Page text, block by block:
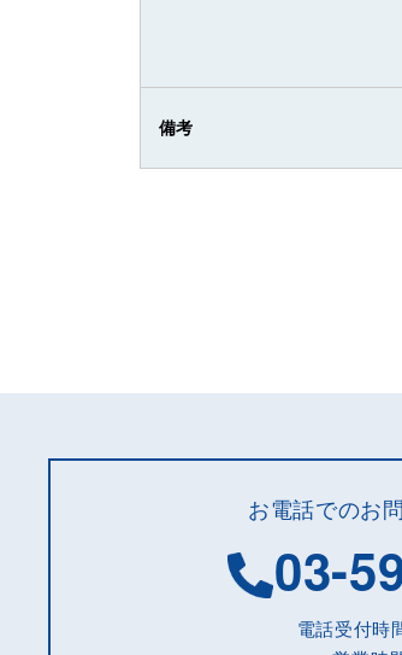
備考
お電話でのお
03-
電話受付時